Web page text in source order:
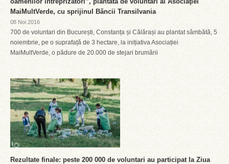
MaiMultVerde, cu sprijinul Băncii Transilvania
08 Noi 2016
700 de voluntari din București, Constanța și Călărași au plantat sâmbătă, 5
noiembrie, pe o suprafață de 3 hectare, la inițiativa Asociației
MaiMultVerde, o pădure de 20.000 de stejari brumării
Rezultate finale: peste 200 000 de voluntari au participat la Ziua